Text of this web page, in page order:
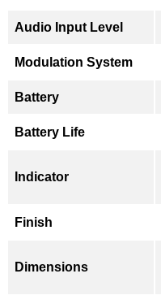
Audio Input Level
Modulation System
Battery
Battery Life
Indicator
Finish
Dimensions